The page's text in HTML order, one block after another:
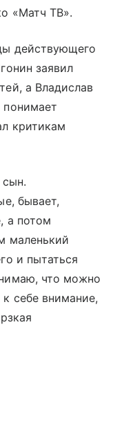
«Матч ТВ».
действующего
заявил
а Владислав
понимает
критикам
сын.
бывает,
а потом
маленький
и пытаться
что можно
к себе внимание,